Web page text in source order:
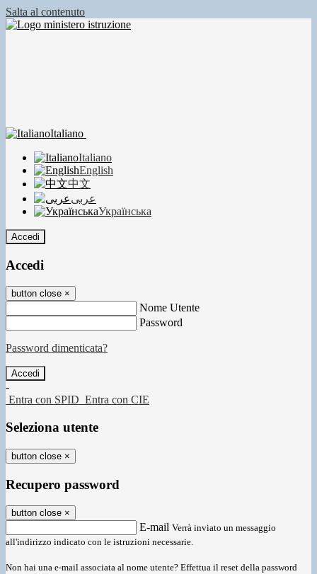
Salta al contenuto
Italiano
Italiano
English
中文
عربى
Українська
Accedi
Accedi
button close ×
Nome Utente
Password
Password dimenticata?
-
Entra con SPID Entra con CIE
Seleziona utente
button close ×
Recupero password
button close ×
E-mail Verrà inviato un messaggio
all'indirizzo indicato con le istruzioni necessarie.
Non hai una e-mail associata al nome utente? Effettua il reset della password